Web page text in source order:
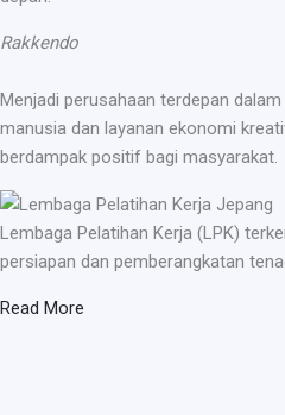
Rakkendo
Menjadi perusahaan terdepan
manusia dan layanan ekonomi
berdampak positif bagi masyarakat.
Lembaga Pelatihan Kerja (LPK)
persiapan dan pemberangkatan
Read More